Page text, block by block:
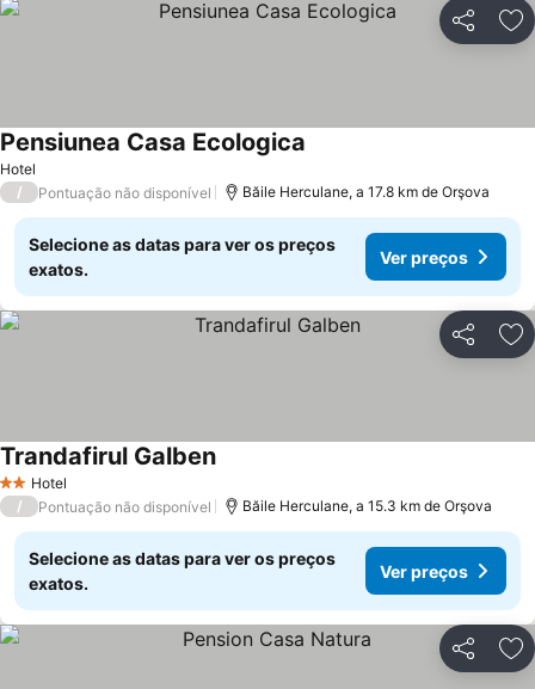
Partilhar
Hotel
Pensiunea Casa Ecologica
/ Pontuação não disponível Băile Herculane, a 17.8 km de Orşova
Selecione as datas para ver os preços
exatos.
Ver preços
Partilhar
2 Estrelas
Hotel
Trandafirul GalbenVer preços
/ Pontuação não disponível Băile Herculane, a 15.3 km de Orşova
Selecione as datas para ver os preços
exatos.
Ver preços
Partilhar